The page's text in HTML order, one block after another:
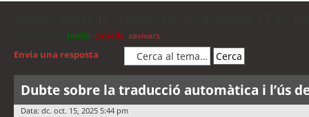
jordis cubells xavivars
Envia una resposta
Dubte sobre la traducció automàtica i l’ús
Data: dc. oct. 15, 2025 5:44 pm